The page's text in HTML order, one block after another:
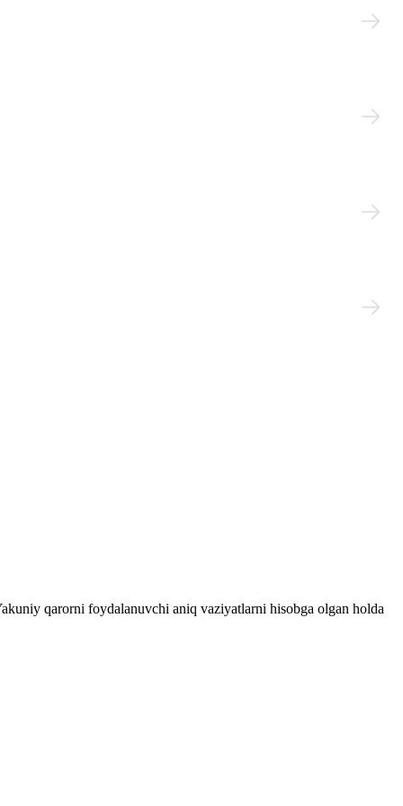
qarorni foydalanuvchi aniq vaziyatlarni hisobga olgan holda